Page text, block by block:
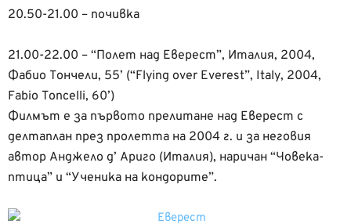
20.50-21.00 – почивка
21.00-22.00 – “Полет над Еверест”, Италия, 2004,
Фабио Тончели, 55’ (“Flying over Everest”, Italy, 2004,
Fabio Toncelli, 60’)
Филмът е за първото прелитане над Еверест с
делтаплан през пролетта на 2004 г. и за неговия
автор Анджело д’ Ариго (Италия), наричан “Човека-
птица” и “Ученика на кондорите”.